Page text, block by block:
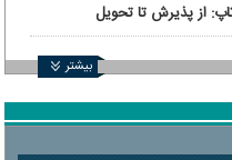
از پذیرش تا تحویل
بیشتر